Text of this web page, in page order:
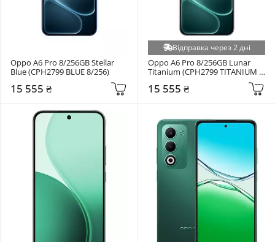
Oppo A6 Pro 8/256GB Stellar
Blue (CPH2799 BLUE 8/256)
15 555 ₴
Відправка через 2 дні
Oppo A6 Pro 8/256GB Lunar
Titanium (CPH2799 TITANIUM
15 555 ₴